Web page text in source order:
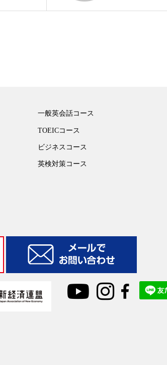
一般英会話コース
TOEICコース
ビジネスコース
英検対策コース